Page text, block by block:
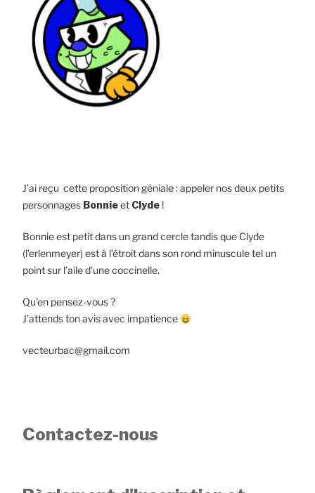
J’ai reçu cette proposition géniale : appeler nos deux petits
personnages Bonnieet Clyde !
Bonnie est petit dans un grand cercle tandis que Clyde
(l’erlenmeyer) est à l’étroit dans son rond minuscule tel un
point sur l’aile d’une coccinelle.
Qu’en pensez-vous ?
J’attends ton avis avec impatience
vecteurbac@gmail.com
Contactez-nous